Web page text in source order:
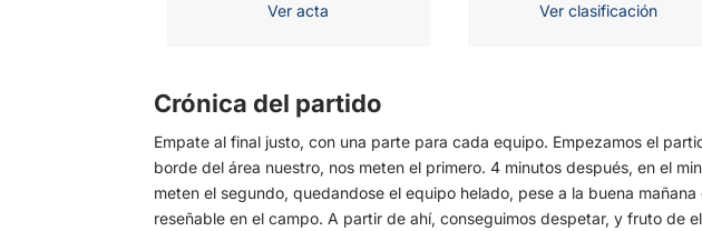
Ver acta Ver clasificación
Crónica del partido
Empate al final justo, con una parte para cada equipo. Empezamos el
borde del área nuestro, nos meten el primero. 4 minutos después, en el
meten el segundo, quedandose el equipo helado, pese a la buena
reseñable en el campo. A partir de ahí, conseguimos despetar, y fruto de